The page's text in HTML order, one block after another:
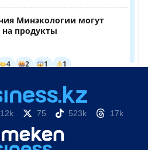
12k 75 523k 17k